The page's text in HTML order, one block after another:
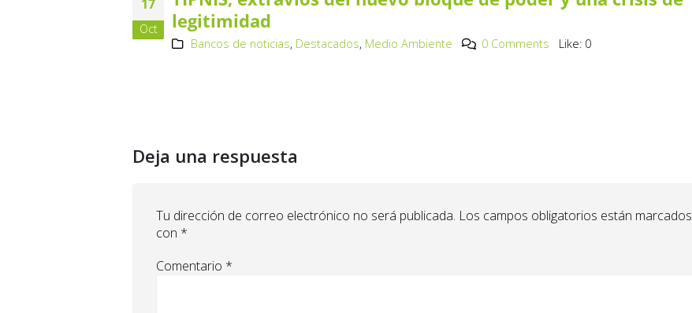
17
Oct
legitimidad
Bancos de noticias, Destacados, Medio Ambiente 0 Comments Like: 0
Deja una respuesta
Tu dirección de correo electrónico no será publicada. Los campos obligatorios están marcados
con *
Comentario *